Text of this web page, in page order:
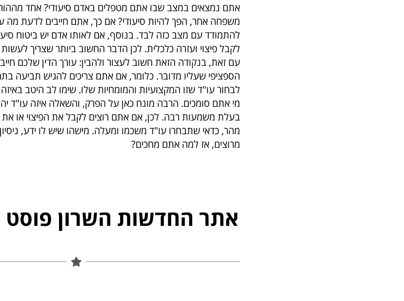
אתם נמצאים במצב שבו אתם מטפלים באדם סיעודי? אחד
משפחה אחר, הפך להיות סיעודי? אם כך, אתם חייבים לדעת מה
להתמודד עם מצב כזה לבד. בנוסף, אם לאותו אדם יש ביטוח
לקבל פיצוי ועזרה כלכלית. לכן הדבר החשוב ביותר שצריך לעשות
עם זאת, בנקודה הזאת חשוב לעצור ולהבין: עורך הדין שלכם
הספציפי שעליו מדובר. כלומר, אם אתם צריכים להגיש תביעה
לבחור עו"ד שזו המקצועיות והמומחיות שלו. שימו לב היטב
מי אתם סומכים. הרבה מונח כאן על הפרק, והשאלה איזה עו"ד
בעלת משמעות רבה. לכן, אם אתם רוצים לקבל את הפיצוי או
מהר, כדאי שתבחרו עו"ד משכמו ומעלה. מישהו שיש לו ידע,
מרוצים, אז למה אתם מחכים?
אתר החדשות השרון פוסט